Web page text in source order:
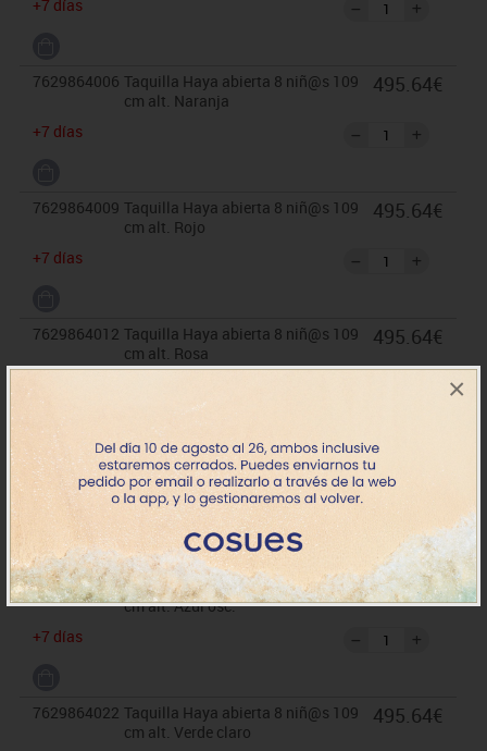
×
+7 días
7629864006 Taquilla Haya abierta 8 niñ@s 109
cm alt. Naranja
+7 días
495.64€
7629864009 Taquilla Haya abierta 8 niñ@s 109
cm alt. Rojo
+7 días
495.64€
7629864012 Taquilla Haya abierta 8 niñ@s 109
cm alt. Rosa
495.64€
7629864017 Taquilla Haya abierta 8 niñ@s 109
cm alt. Azul claro
+7 días
495.64€
7629864018 Taquilla Haya abierta 8 niñ@s 109
cm alt. Azul osc.
+7 días
495.64€
7629864022 Taquilla Haya abierta 8 niñ@s 109
cm alt. Verde claro
495.64€